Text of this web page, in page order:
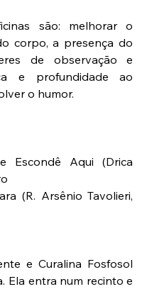
são: melhorar o
corpo, a presença do
de observação e
e profundidade ao
o humor.
Escondê Aqui (Drica
(R. Arsênio Tavolieri,
e Curalina Fosfosol
Ela entra num recinto e